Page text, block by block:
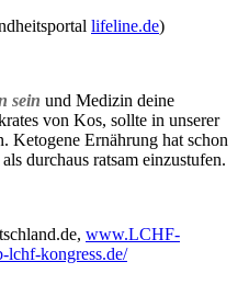
lifeline.de)
sein und Medizin deine
von Kos, sollte in unserer
Ketogene Ernährung hat schon
durchaus ratsam einzustufen.
www.LCHF-
lchf-kongress.de/